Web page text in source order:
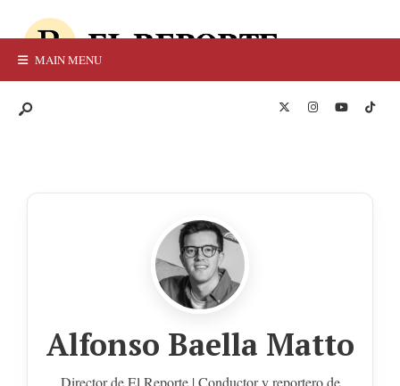
MAIN MENU
Alfonso Baella Matto
Director de El Reporte | Conductor y reportero de